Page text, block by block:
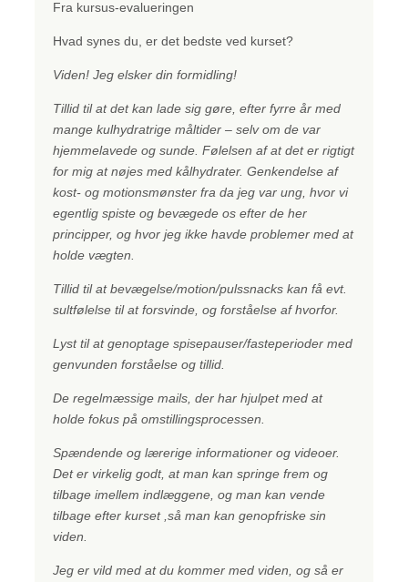
Fra kursus-evalueringen
Hvad synes du, er det bedste ved kurset?
Viden! Jeg elsker din formidling!
Tillid til at det kan lade sig gøre, efter fyrre år med
mange kulhydratrige måltider – selv om de var
hjemmelavede og sunde. Følelsen af at det er rigtigt
for mig at nøjes med kålhydrater. Genkendelse af
kost- og motionsmønster fra da jeg var ung, hvor vi
egentlig spiste og bevægede os efter de her
principper, og hvor jeg ikke havde problemer med at
holde vægten.
Tillid til at bevægelse/motion/pulssnacks kan få evt.
sultfølelse til at forsvinde, og forståelse af hvorfor.
Lyst til at genoptage spisepauser/fasteperioder med
genvunden forståelse og tillid.
De regelmæssige mails, der har hjulpet med at
holde fokus på omstillingsprocessen.
Spændende og lærerige informationer og videoer.
Det er virkelig godt, at man kan springe frem og
tilbage imellem indlæggene, og man kan vende
tilbage efter kurset ,så man kan genopfriske sin
viden.
Jeg er vild med at du kommer med viden, og så er